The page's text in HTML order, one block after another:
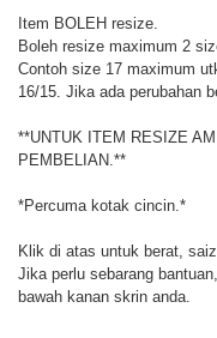
Item BOLEH resize.
Boleh resize maximum 2
Contoh size 17 maximum
16/15. Jika ada perubahan
**UNTUK ITEM RESIZE
PEMBELIAN.**
*Percuma kotak cincin.*
Klik di atas untuk berat,
Jika perlu sebarang
bawah kanan skrin anda.